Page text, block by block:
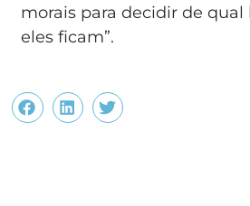
morais para decidir de qual
eles ficam”.